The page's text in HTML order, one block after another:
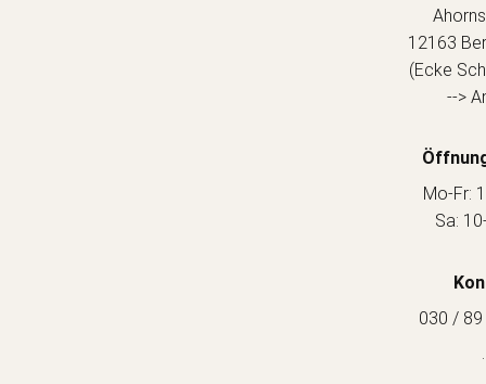
12163
(Ecke
-->
Mo-Fr:
Sa:
030 /